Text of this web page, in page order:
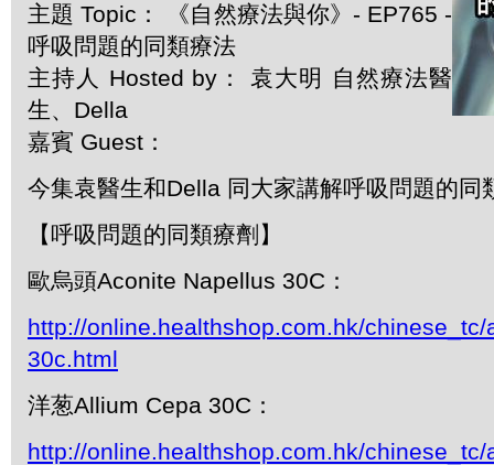
主題 Topic： 《自然療法與你》- EP765 -
呼吸問題的同類療法
主持人 Hosted by： 袁大明 自然療法醫
生、Della
嘉賓 Guest：
今集袁醫生和Della 同大家講解呼吸問題的同
【呼吸問題的同類療劑】
歐烏頭Aconite Napellus 30C：
http://online.healthshop.com.hk/
30c.html
洋葱Allium Cepa 30C：
http://online.healthshop.com.hk/chinese_tc/